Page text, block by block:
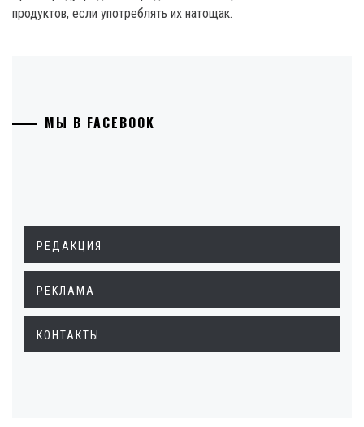
продуктов, если употреблять их натощак.
МЫ В FACEBOOK
РЕДАКЦИЯ
РЕКЛАМА
КОНТАКТЫ